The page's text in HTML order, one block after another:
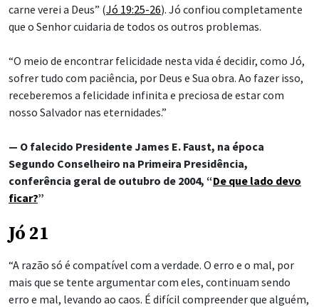
carne verei a Deus” (Jó 19:25-26). Jó confiou completamente
que o Senhor cuidaria de todos os outros problemas.
“O meio de encontrar felicidade nesta vida é decidir, como Jó,
sofrer tudo com paciência, por Deus e Sua obra. Ao fazer isso,
receberemos a felicidade infinita e preciosa de estar com
nosso Salvador nas eternidades.”
— O falecido Presidente James E. Faust, na época
Segundo Conselheiro na Primeira Presidência,
conferência geral de outubro de 2004, “De que lado devo
ficar?”
Jó 21
“A razão só é compatível com a verdade. O erro e o mal, por
mais que se tente argumentar com eles, continuam sendo
erro e mal, levando ao caos. É difícil compreender que alguém,